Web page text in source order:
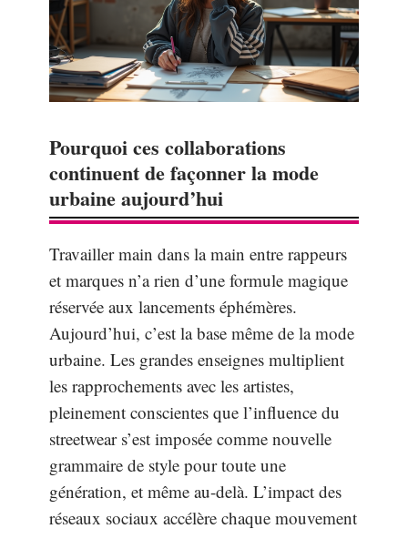
Pourquoi ces collaborations
continuent de façonner la mode
urbaine aujourd’hui
Travailler main dans la main entre rappeurs
et marques n’a rien d’une formule magique
réservée aux lancements éphémères.
Aujourd’hui, c’est la base même de la mode
urbaine. Les grandes enseignes multiplient
les rapprochements avec les artistes,
pleinement conscientes que l’influence du
streetwear s’est imposée comme nouvelle
grammaire de style pour toute une
génération, et même au-delà. L’impact des
réseaux sociaux accélère chaque mouvement